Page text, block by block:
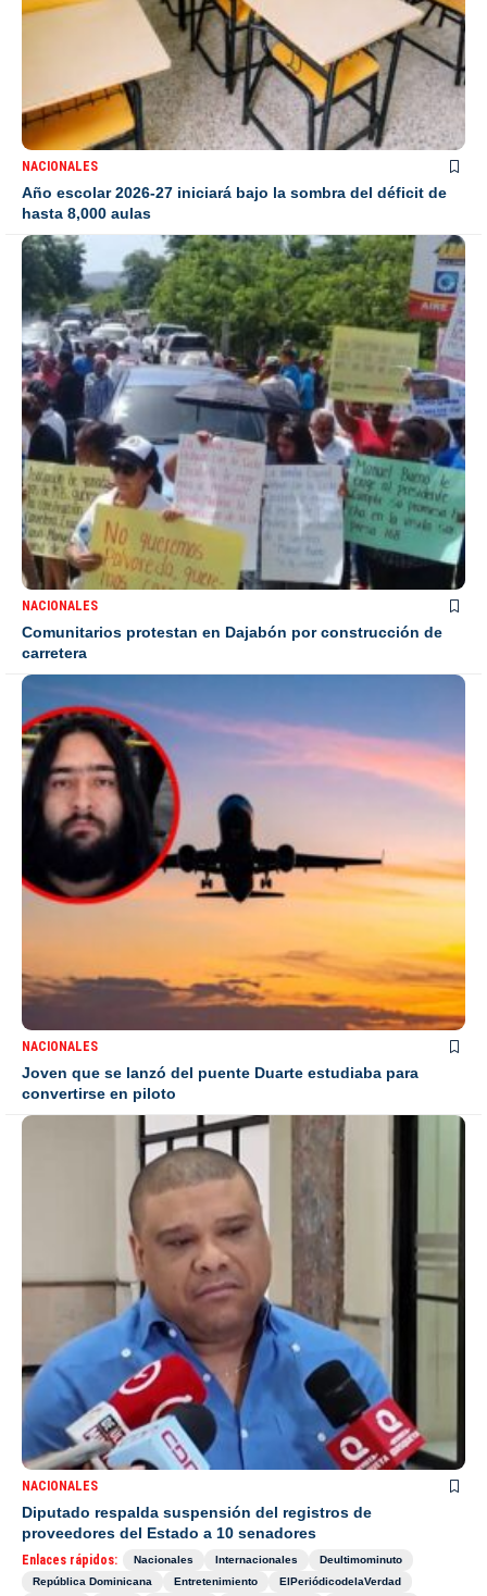
NACIONALES
Año escolar 2026-27 iniciará bajo la sombra del déficit de
hasta 8,000 aulas
NACIONALES
Comunitarios protestan en Dajabón por construcción de
carretera
NACIONALES
Joven que se lanzó del puente Duarte estudiaba para
convertirse en piloto
NACIONALES
Diputado respalda suspensión del registros de
proveedores del Estado a 10 senadores
Enlaces rápidos: Nacionales Internacionales
Deultimominuto
República Dominicana
Entretenimiento
ElPeriódicodelaVerdad